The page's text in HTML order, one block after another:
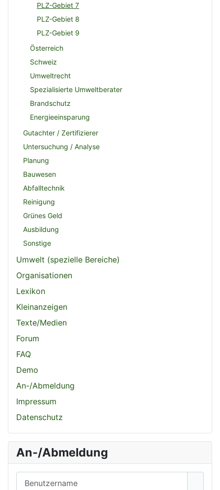
PLZ-Gebiet 7
PLZ-Gebiet 8
PLZ-Gebiet 9
Österreich
Schweiz
Umweltrecht
Spezialisierte Umweltberater
Brandschutz
Energieeinsparung
Gutachter / Zertifizierer
Untersuchung / Analyse
Planung
Bauwesen
Abfalltechnik
Reinigung
Grünes Geld
Ausbildung
Sonstige
Umwelt (spezielle Bereiche)
Organisationen
Lexikon
Kleinanzeigen
Texte/Medien
Forum
FAQ
Demo
An-/Abmeldung
Impressum
Datenschutz
An-/Abmeldung